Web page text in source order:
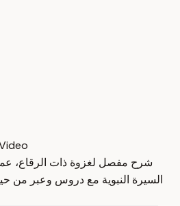
شرح مفصل لغزوة ذات الرقاع،
السيرة النبوية مع دروس وعبر من